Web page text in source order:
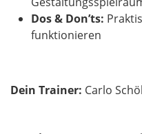
Dos & Don’ts:
funktionieren
Dein Trainer: Carlo